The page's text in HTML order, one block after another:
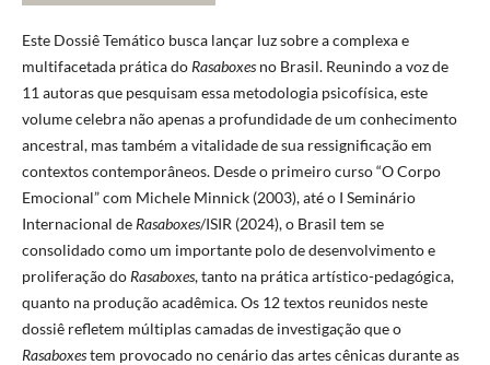
Este Dossiê Temático busca lançar luz sobre a complexa e
multifacetada prática do Rasaboxesno Brasil. Reunindo a voz de
11 autoras que pesquisam essa metodologia psicofísica, este
volume celebra não apenas a profundidade de um conhecimento
ancestral, mas também a vitalidade de sua ressignificação em
contextos contemporâneos. Desde o primeiro curso “O Corpo
Emocional” com Michele Minnick (2003), até o I Seminário
Internacional de Rasaboxes/ISIR (2024), o Brasil tem se
consolidado como um importante polo de desenvolvimento e
proliferação do Rasaboxes, tanto na prática artístico-pedagógica,
quanto na produção acadêmica. Os 12 textos reunidos neste
dossiê refletem múltiplas camadas de investigação que o
Rasaboxestem provocado no cenário das artes cênicas durante as